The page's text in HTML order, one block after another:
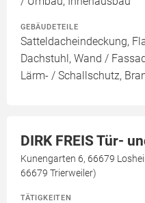
GEBÄUDETEILE
Satteldacheindeckung,
Dachstuhl, Wand /
Lärm- / Schallschutz,
DIRK FREIS Tür-
Kunengarten 6, 66679
66679 Trierweiler)
TÄTIGKEITEN